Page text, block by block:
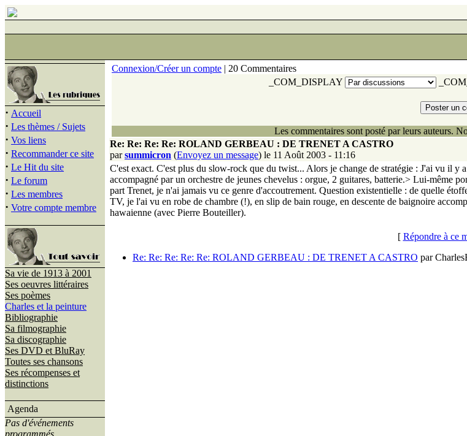
· Accueil
· Les thèmes / Sujets
· Vos liens
· Recommander ce site
· Le Hit du site
· Le forum
· Les membres
· Votre compte membre
Sa vie de 1913 à 2001
Ses oeuvres littéraires
Ses poèmes
Charles et la peinture
Bibliographie
Sa filmographie
Sa discographie
Ses DVD et BluRay
Toutes ses chansons
Ses récompenses et
distinctions
Agenda
Pas d'événements
programmés
Connexion/Créer un compte | 20 Commentaires
_COM_DISPLAY
Les commentaires sont posté par leurs auteurs.
Re: Re: Re: Re: ROLAND GERBEAU : DE TRENET A CASTRO
parsummicron (Envoyez un message) le 11 Août 2003 - 11:16
C'est exact. C'est plus du slow-rock que du twist... Alors je change de stratégie : J'ai vu il y
accompagné par un orchestre de jeunes chevelus : orgue, 2 guitares, batterie.> Lui-même
part Trenet, je n'ai jamais vu ce genre d'accoutrement. Question existentielle : de quelle
TV, je l'ai vu en robe de chambre (!), en slip de bain rouge, en descente de baignoire
hawaienne (avec Pierre Bouteiller).
[ Répondre à ce
Re: Re: Re: Re: Re: ROLAND GERBEAU : DE TRENET A CASTRO par